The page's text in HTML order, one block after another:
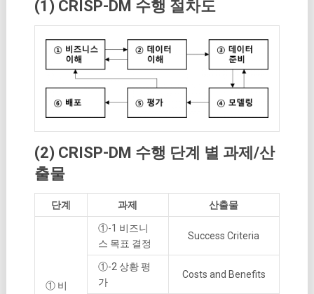
(1) CRISP-DM 수행 절차도
(2) CRISP-DM 수행 단계 별 과제/산
출물
단계 과제 산출물
① 비
①-1 비즈니
스 목표 결정
Success Criteria
①-2 상황 평
가
Costs and Benefits